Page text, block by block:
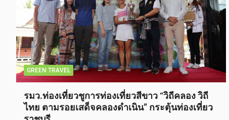
GREEN TRAVEL
รมว.ท่องเที่ยวชูการท่องเที่ยวสีขาว “วิถีคลอง วิถี
ไทย ตามรอยเสด็จคลองดำเนิน” กระตุ้นท่องเที่ยว